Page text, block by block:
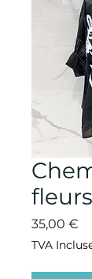
fleurs
35,00 €
TVA